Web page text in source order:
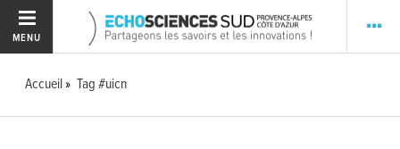
MENU
Accueil Tag #uicn